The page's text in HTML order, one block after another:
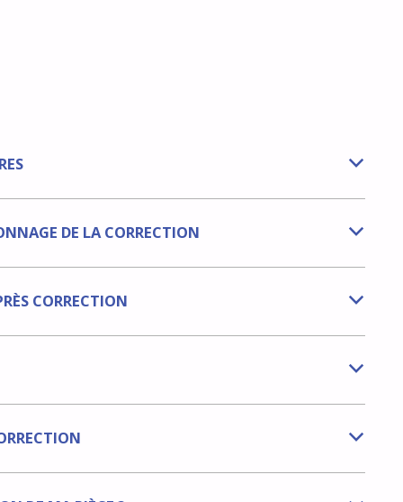
b
b
DE LA CORRECTION
b
CORRECTION
b
b